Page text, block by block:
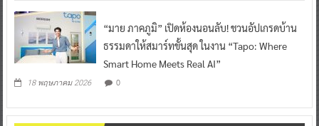
“มาย ภาคภูมิ” เปิดห้องนอนลับ! ชวนอัปเกรดบ้าน
ธรรมดาให้สมาร์ทขั้นสุด ในงาน “Tapo: Where
Smart Home Meets Real AI”
18 พฤษภาคม 2026 0